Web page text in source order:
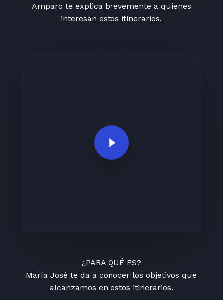
Amparo te explica brevemente a quienes
interesan estos itinerarios.
Play Video
¿PARA QUÉ ES?
María José te da a conocer los objetivos que
alcanzamos en estos itinerarios.